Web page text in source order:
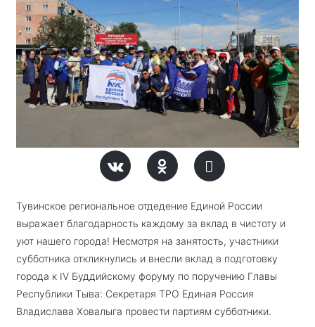
Тувинское региональное отдедение Единой России
выражает благодарность каждому за вклад в чистоту и
уют нашего города! Несмотря на занятость, участники
субботника откликнулись и внесли вклад в подготовку
города к IV Буддийскому форуму по поручению Главы
Республики Тыва: Секретаря ТРО Единая Россия
Владислава Ховалыга провести партиям субботники.